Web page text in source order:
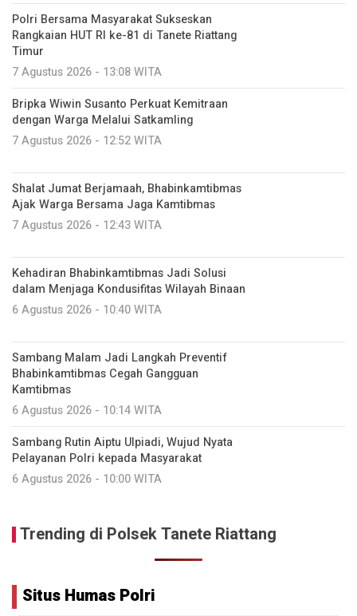
Polri Bersama Masyarakat Sukseskan
Rangkaian HUT RI ke-81 di Tanete Riattang
Timur
7 Agustus 2026 - 13:08 WITA
Bripka Wiwin Susanto Perkuat Kemitraan
dengan Warga Melalui Satkamling
7 Agustus 2026 - 12:52 WITA
Shalat Jumat Berjamaah, Bhabinkamtibmas
Ajak Warga Bersama Jaga Kamtibmas
7 Agustus 2026 - 12:43 WITA
Kehadiran Bhabinkamtibmas Jadi Solusi
dalam Menjaga Kondusifitas Wilayah Binaan
6 Agustus 2026 - 10:40 WITA
Sambang Malam Jadi Langkah Preventif
Bhabinkamtibmas Cegah Gangguan
Kamtibmas
6 Agustus 2026 - 10:14 WITA
Sambang Rutin Aiptu Ulpiadi, Wujud Nyata
Pelayanan Polri kepada Masyarakat
6 Agustus 2026 - 10:00 WITA
Trending di Polsek Tanete Riattang
Situs Humas Polri